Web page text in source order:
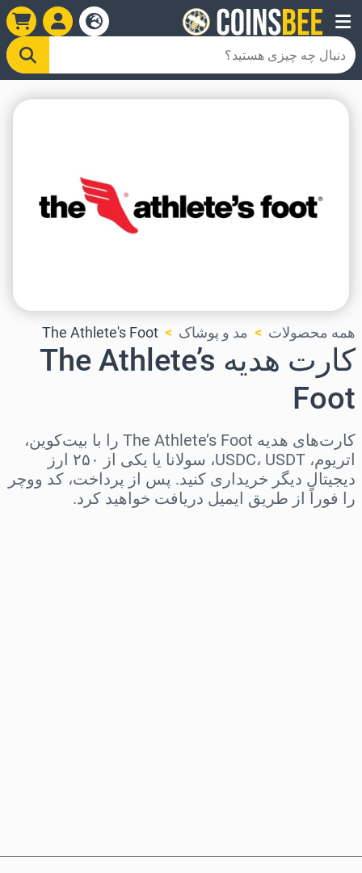
همه محصولات مد و پوشاک The Athlete's Foot
کارت هدیه The Athlete’s
Foot
کارت‌های هدیه The Athlete’s Foot را با بیت‌کوین،
اتریوم، USDC، USDT، سولانا یا یکی از ۲۵۰ ارز
دیجیتال دیگر خریداری کنید. پس از پرداخت، کد ووچر
را فوراً از طریق ایمیل دریافت خواهید کرد.